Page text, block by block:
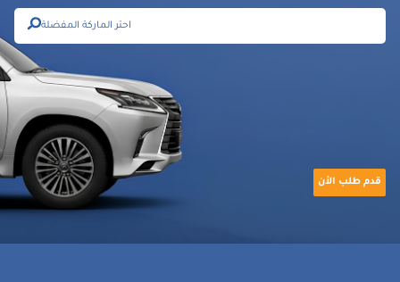
احتر الماركة المفضلة
قدم طلب الأن